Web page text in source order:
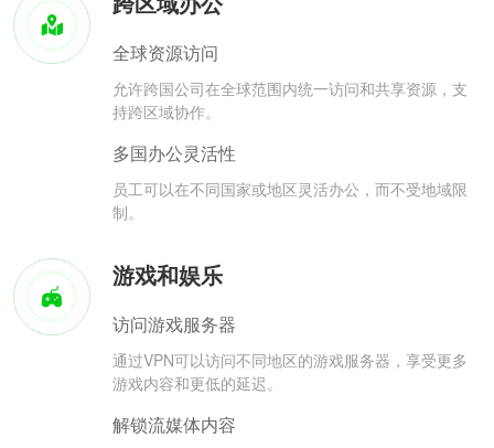
全球资源访问
允许跨国公司在全球范围内统一访问和共享资源，支
持跨区域协作。
多国办公灵活性
员工可以在不同国家或地区灵活办公，而不受地域限
制。
游戏和娱乐
访问游戏服务器
通过VPN可以访问不同地区的游戏服务器，享受更多
游戏内容和更低的延迟。
解锁流媒体内容